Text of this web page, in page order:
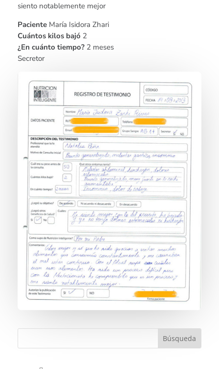
siento notablemente mejor
Paciente María Isidora Zhari
Cuántos kilos bajó 2
¿En cuánto tiempo? 2 meses
Secretor